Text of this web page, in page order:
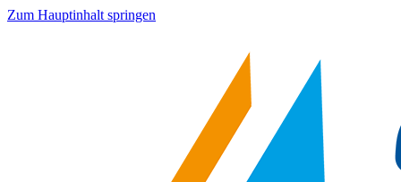
Zum Hauptinhalt springen